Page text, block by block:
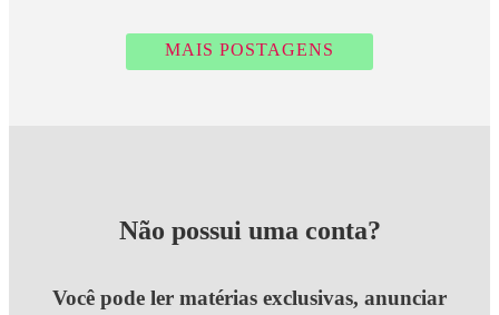
MAIS POSTAGENS
Não possui uma conta?
Você pode ler matérias exclusivas, anunciar